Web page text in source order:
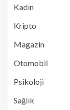
Kadın
Kripto
Magazin
Otomobil
Psikoloji
Sağlık